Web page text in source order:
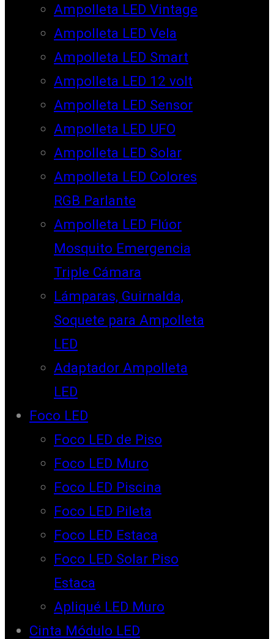
Ampolleta LED Vintage
Ampolleta LED Vela
Ampolleta LED Smart
Ampolleta LED 12 volt
Ampolleta LED Sensor
Ampolleta LED UFO
Ampolleta LED Solar
Ampolleta LED Colores
RGB Parlante
Ampolleta LED Flúor
Mosquito Emergencia
Triple Cámara
Lámparas, Guirnalda,
Soquete para Ampolleta
LED
Adaptador Ampolleta
LED
Foco LED
Foco LED de Piso
Foco LED Muro
Foco LED Piscina
Foco LED Pileta
Foco LED Estaca
Foco LED Solar Piso
Estaca
Apliqué LED Muro
Cinta Módulo LED